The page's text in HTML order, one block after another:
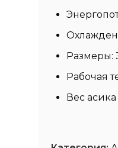
Размеры:
Рабочая
Вес асика